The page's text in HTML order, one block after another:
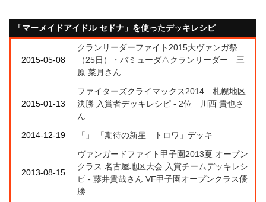
「マーメイドアイドル セドナ」を使ったデッキレシピ
2015-05-08
クランリーダーファイト2015大ヴァンガ祭
（25日）・バミューダ△クランリーダー 三
原 菜月さん
2015-01-13
ファイターズクライマックス2014 札幌地区
決勝 入賞者デッキレシピ - 2位 川西 貴也さ
ん
2014-12-19
「」 「期待の新星 トロワ」デッキ
2013-08-15
ヴァンガードファイト甲子園2013夏 オープン
クラス 名古屋地区大会 入賞チームデッキレシ
ピ - 藤井貴哉さん VF甲子園オープンクラス優
勝